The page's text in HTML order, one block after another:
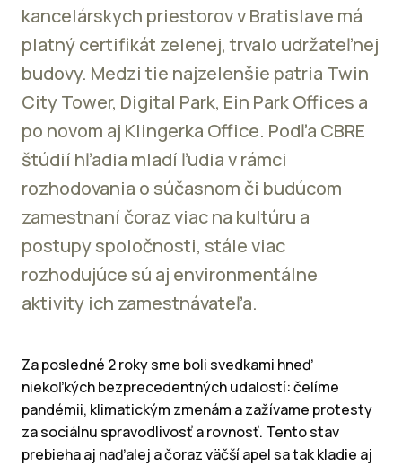
kancelárskych priestorov v Bratislave má
platný certifikát zelenej, trvalo udržateľnej
budovy. Medzi tie najzelenšie patria Twin
City Tower, Digital Park, Ein Park Offices a
po novom aj Klingerka Office. Podľa CBRE
štúdií hľadia mladí ľudia v rámci
rozhodovania o súčasnom či budúcom
zamestnaní čoraz viac na kultúru a
postupy spoločnosti, stále viac
rozhodujúce sú aj environmentálne
aktivity ich zamestnávateľa.
Za posledné 2 roky sme boli svedkami hneď
niekoľkých bezprecedentných udalostí: čelíme
pandémii, klimatickým zmenám a zažívame protesty
za sociálnu spravodlivosť a rovnosť. Tento stav
prebieha aj naďalej a čoraz väčší apel sa tak kladie aj